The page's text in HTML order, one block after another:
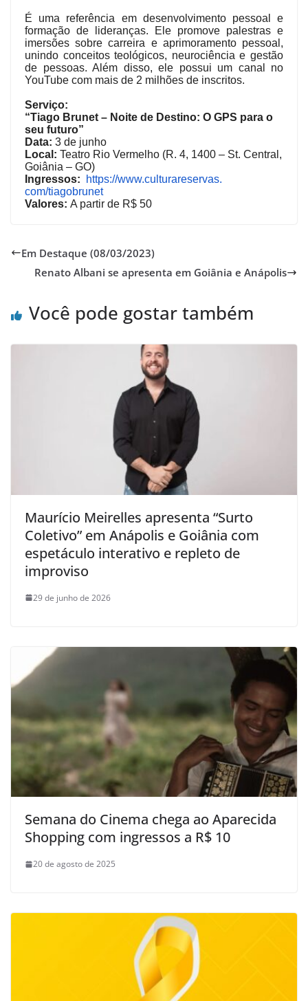
É uma referência em desenvolvimento pessoal e
formação de lideranças. Ele promove palestras e
imersões sobre carreira e aprimoramento pessoal,
unindo conceitos teológicos, neurociência e gestão
de pessoas. Além disso, ele possui um canal no
YouTube com mais de 2 milhões de inscritos.
Serviço:
“Tiago Brunet – Noite de Destino: O GPS para o
seu futuro”
Data: 3 de junho
Local: Teatro Rio Vermelho (R. 4, 1400 – St. Central,
Goiânia – GO)
Ingressos:
https://www.culturareservas.
com/tiagobrunet
Valores: A partir de R$ 50
Em Destaque (08/03/2023)
Renato Albani se apresenta em Goiânia e Anápolis
Você pode gostar também
Maurício Meirelles apresenta “Surto
Coletivo” em Anápolis e Goiânia com
espetáculo interativo e repleto de
improviso
29 de junho de 2026
Semana do Cinema chega ao Aparecida
Shopping com ingressos a R$ 10
20 de agosto de 2025